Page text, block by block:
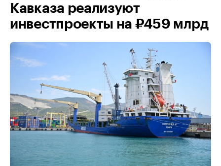
Кавказа реализуют
инвестпроекты на ₽459 млрд